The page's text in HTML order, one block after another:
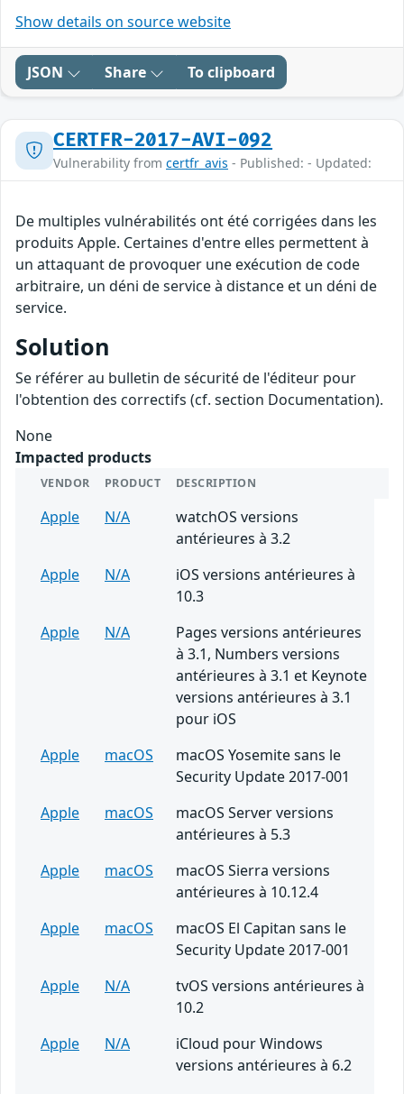
Show details on source website
JSON Share To clipboard
CERTFR-2017-AVI-092
Vulnerability from certfr_avis - Published: - Updated:
De multiples vulnérabilités ont été corrigées dans les
produits Apple. Certaines d'entre elles permettent à
un attaquant de provoquer une exécution de code
arbitraire, un déni de service à distance et un déni de
service.
Solution
Se référer au bulletin de sécurité de l'éditeur pour
l'obtention des correctifs (cf. section Documentation).
None
Impacted products
VENDOR PRODUCT DESCRIPTION
Apple N/A
watchOS versions
antérieures à 3.2
Apple
N/A
iOS versions antérieures à
10.3
Apple
N/A
Pages versions antérieures
à 3.1, Numbers versions
antérieures à 3.1 et Keynote
versions antérieures à 3.1
pour iOS
Apple
macOS
macOS Yosemite sans le
Security Update 2017-001
Apple
macOS
macOS Server versions
antérieures à 5.3
Apple
macOS
macOS Sierra versions
antérieures à 10.12.4
Apple
macOS
macOS El Capitan sans le
Security Update 2017-001
Apple
N/A
tvOS versions antérieures à
10.2
Apple
N/A
iCloud pour Windows
versions antérieures à 6.2